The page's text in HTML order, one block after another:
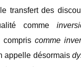
transfert des
comme
compris comme
appelle désormais